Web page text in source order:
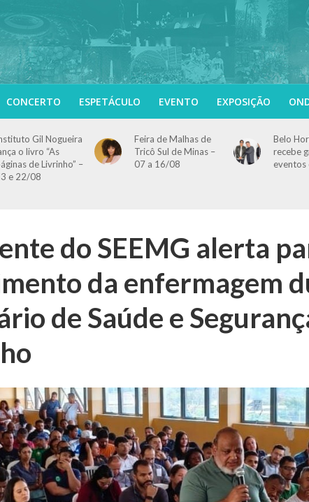
CONCERTO ESPETÁCULO EVENTO EXPOSIÇÃO
Gil Nogueira
o livro “As
de Livrinho” –
e 22/08
Feira de Malhas de
Tricô Sul de Minas –
07 a 16/08
Belo
recebe
eventos
do SEEMG alerta
da enfermagem
de Saúde e